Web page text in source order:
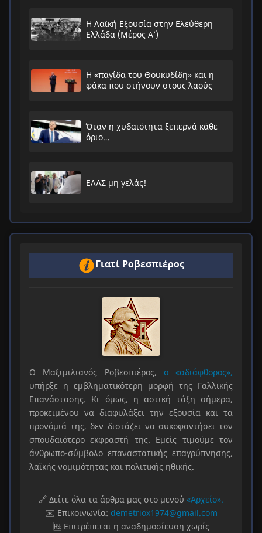
Η Λαϊκή Εξουσία στην Ελεύθερη
Ελλάδα (Μέρος Α’)
Η «παγίδα του Θουκυδίδη» και η
φάκα που στήνουν στους λαούς
Όταν η χυδαιότητα ξεπερνά κάθε
όριο…
ΕΛΑΣ μη γελάς!
Γιατί Ροβεσπιέρος
Ο Μαξιμιλιανός Ροβεσπιέρος, ο «αδιάφθορος»,
υπήρξε η εμβληματικότερη μορφή της Γαλλικής
Επανάστασης. Κι όμως, η αστική τάξη σήμερα,
προκειμένου να διαφυλάξει την εξουσία και τα
προνόμιά της, δεν διστάζει να συκοφαντήσει τον
σπουδαιότερο εκφραστή της. Εμείς τιμούμε τον
άνθρωπο-σύμβολο επαναστατικής επαγρύπνησης,
λαϊκής νομιμότητας και πολιτικής ηθικής.
🔗 Δείτε όλα τα άρθρα μας στο μενού «Αρχείο».
✉️ Επικοινωνία: demetriox1974@gmail.com
🆓 Επιτρέπεται η αναδημοσίευση χωρίς